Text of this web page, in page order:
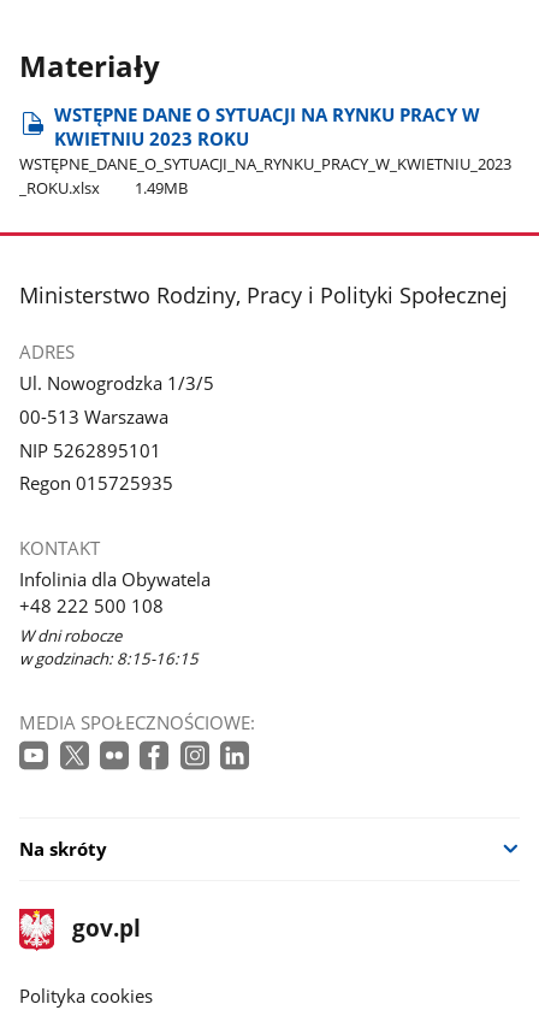
Materiały
WSTĘPNE​ DANE​ O​ SYTUACJI​ NA​ RYNKU​ PRACY​ W​
KWIETNIU 2023​ ROKU
WSTĘPNE​​_DANE​​_O​​_SYTUACJI​​_NA​​_RYNKU​​_PRACY​​_W​​_KWIETNIU​_2023​​
_ROKU.xlsx
1.49MB
stopka
Ministerstwo Rodziny, Pracy i Polityki Społecznej
ADRES
Ul. Nowogrodzka 1/3/5
00-513 Warszawa
NIP 5262895101
Regon 015725935
KONTAKT
Infolinia dla Obywatela
+48 222 500 108
W dni robocze
w godzinach: 8:15-16:15
MEDIA SPOŁECZNOŚCIOWE:
Na skróty
stopka
gov.pl
Strona
gov.pl
gov.pl
Polityka cookies